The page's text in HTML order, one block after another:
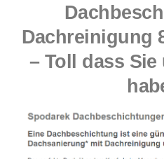
Dachreinigung
– Toll dass